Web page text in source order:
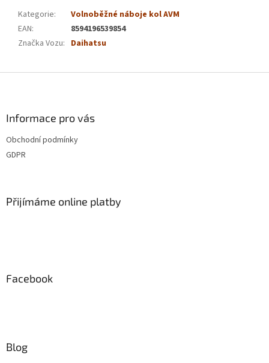
Kategorie:
Volnoběžné náboje kol AVM
EAN:
8594196539854
Značka Vozu: Daihatsu
Informace pro vás
Obchodní podmínky
GDPR
Přijímáme online platby
Facebook
Blog